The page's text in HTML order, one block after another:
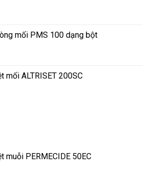
mối PMS 100 dạng bột
mối ALTRISET 200SC
muỗi PERMECIDE 50EC